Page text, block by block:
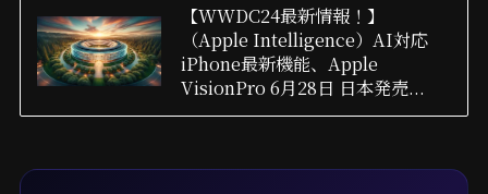
【WWDC24最新情報！】
（Apple Intelligence）AI対応
iPhone最新機能、Apple
VisionPro 6月28日 日本発売...